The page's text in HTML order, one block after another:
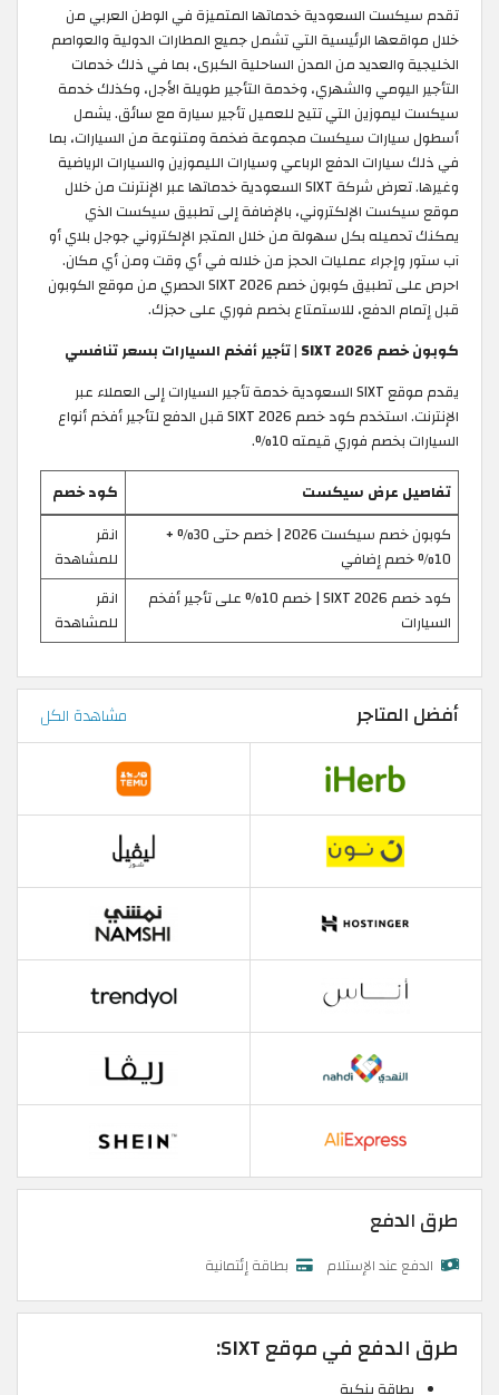
تقدم سيكست السعودية خدماتها المتميزة في الوطن العربي من
خلال مواقعها الرئيسية التي تشمل جميع المطارات الدولية والعواصم
الخليجية والعديد من المدن الساحلية الكبرى، بما في ذلك خدمات
التأجير اليومي والشهري، وخدمة التأجير طويلة الأجل، وكذلك خدمة
سيكست ليموزين التي تتيح للعميل تأجير سيارة مع سائق. يشمل
أسطول سيارات سيكست مجموعة ضخمة ومتنوعة من السيارات، بما
في ذلك سيارات الدفع الرباعي وسيارات الليموزين والسيارات الرياضية
وغيرها. تعرض شركة SIXT السعودية خدماتها عبر الإنترنت من خلال
موقع سيكست الإلكتروني، بالإضافة إلى تطبيق سيكست الذي
يمكنك تحميله بكل سهولة من خلال المتجر الإلكتروني جوجل بلاي أو
آب ستور وإجراء عمليات الحجز من خلاله في أي وقت ومن أي مكان.
احرص على تطبيق كوبون خصم SIXT 2026 الحصري من موقع الكوبون
قبل إتمام الدفع، للاستمتاع بخصم فوري على حجزك.
كوبون خصم SIXT 2026 | تأجير أفخم السيارات بسعر تنافسي
يقدم موقع SIXT السعودية خدمة تأجير السيارات إلى العملاء عبر
الإنترنت. استخدم كود خصم SIXT 2026 قبل الدفع لتأجير أفخم أنواع
السيارات بخصم فوري قيمته 10%.
تفاصيل عرض سيكست
كود خصم
كوبون خصم سيكست 2026 | خصم حتى 30% +
10% خصم إضافي
انقر
للمشاهدة
كود خصم SIXT 2026 | خصم 10% على تأجير أفخم
السيارات
انقر
للمشاهدة
أفضل المتاجر مشاهدة الكل
طرق الدفع
الدفع عند الإستلام بطاقة إئتمانية
طرق الدفع في موقع SIXT:
بطاقة بنكية